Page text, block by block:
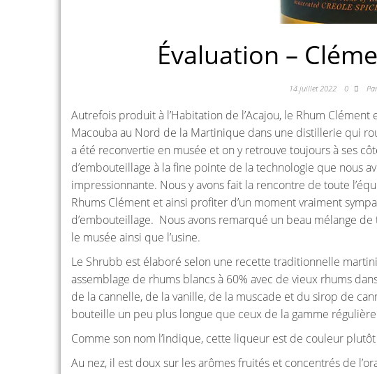
Évaluation –
14 juillet 2022 0
Autrefois produit à l’Habitation de l’Acajou, le Rhum
Macouba au Nord de la Martinique dans une distillerie qui
a été reconvertie en musée et on y retrouve toujours à ses
d’embouteillage à la fine pointe de la technologie que nous
impressionnante. Nous y avons fait la rencontre de toute
Rhums Clément et ainsi profiter d’un moment vraiment
d’embouteillage. Nous avons remarqué un beau mélange
le musée ainsi que l’usine.
Le Shrubb est élaboré selon une recette traditionnelle
assemblage de rhums blancs à 60% avec de vieux rhums
de la cannelle, de la vanille, de la muscade et du sirop de
bouteille un peu plus longue que ceux de la gamme
Comme son nom l’indique, cette liqueur est de couleur
Au nez, il est doux sur les arômes fruités et concentrés de